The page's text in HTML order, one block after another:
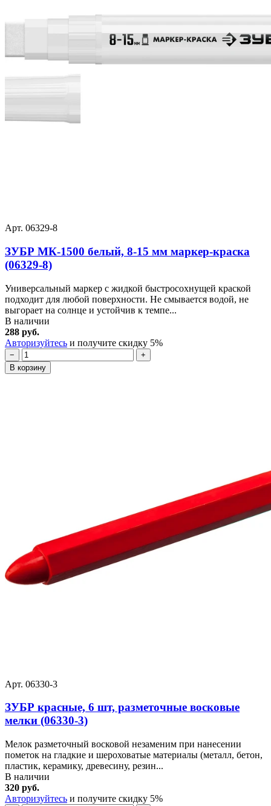
Арт. 06329-8
ЗУБР МК-1500 белый, 8-15 мм маркер-краска
(06329-8)
Универсальный маркер с жидкой быстросохнущей краской
подходит для любой поверхности. Не смывается водой, не
выгорает на солнце и устойчив к темпе...
В наличии
288 руб.
Авторизуйтесь и получите скидку 5%
−
+
В корзину
Арт. 06330-3
ЗУБР красные, 6 шт, разметочные восковые
мелки (06330-3)
Мелок разметочный восковой незаменим при нанесении
пометок на гладкие и шероховатые материалы (металл, бетон,
пластик, керамику, древесину, резин...
В наличии
320 руб.
Авторизуйтесь и получите скидку 5%